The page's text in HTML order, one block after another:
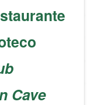
Cave